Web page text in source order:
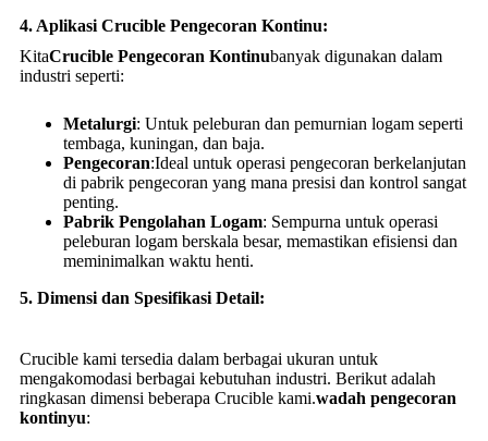
4. Aplikasi Crucible Pengecoran Kontinu:
KitaCrucible Pengecoran Kontinubanyak digunakan dalam
industri seperti:
Metalurgi: Untuk peleburan dan pemurnian logam seperti
tembaga, kuningan, dan baja.
Pengecoran:Ideal untuk operasi pengecoran berkelanjutan
di pabrik pengecoran yang mana presisi dan kontrol sangat
penting.
Pabrik Pengolahan Logam: Sempurna untuk operasi
peleburan logam berskala besar, memastikan efisiensi dan
meminimalkan waktu henti.
5. Dimensi dan Spesifikasi Detail:
Crucible kami tersedia dalam berbagai ukuran untuk
mengakomodasi berbagai kebutuhan industri. Berikut adalah
ringkasan dimensi beberapa Crucible kami.wadah pengecoran
kontinyu: